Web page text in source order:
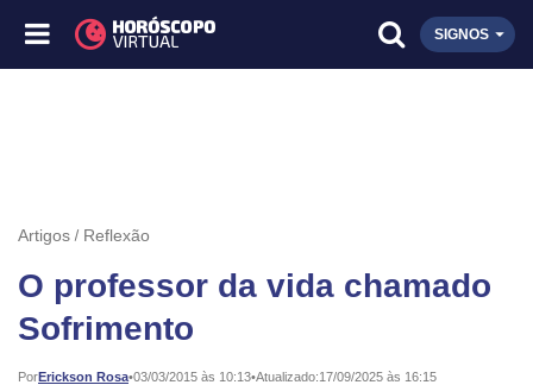
SIGNOS
Artigos Reflexão
O professor da vida chamado
Sofrimento
PorErickson Rosa•
Publicado: 03/03/2015 às 10:13•Atualizado:17/09/2025 às 16:15